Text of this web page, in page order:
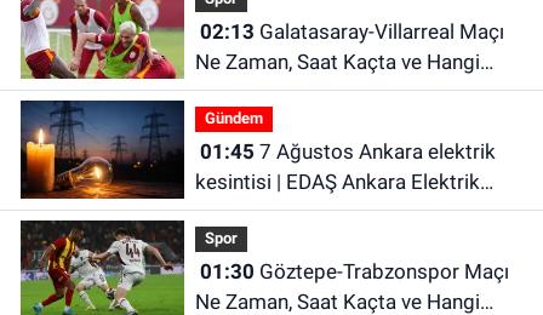
02:13
Ne Zaman, Saat Kaçta ve Hangi
Kanalda? Galatasaray hazırlık maçı
ne zaman?
Gündem
01:45
kesintisi | EDAŞ Ankara Elektrik
Kesintisi
Spor
01:30
Ne Zaman, Saat Kaçta ve Hangi